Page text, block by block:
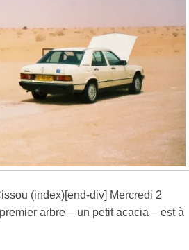
(index)[end-div] Mercredi 2
arbre – un petit acacia – est à